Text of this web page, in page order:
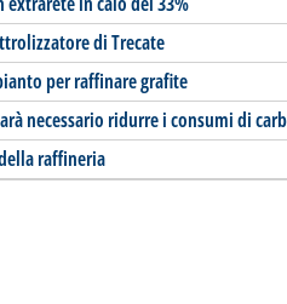
di Trecate
per raffinare grafite
necessario ridurre i consumi di
raffineria